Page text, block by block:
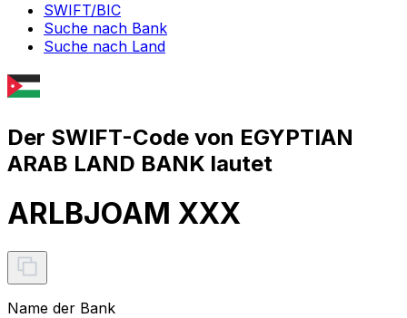
SWIFT/BIC
Suche nach Bank
Suche nach Land
Der SWIFT-Code von EGYPTIAN
ARAB LAND BANK lautet
ARLBJOAM XXX
Name der Bank